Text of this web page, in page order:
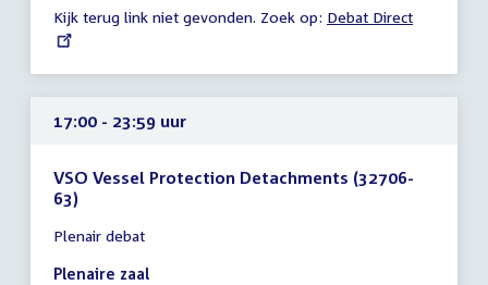
23:59
uur
Kijk terug link niet gevonden. Zoek op: External
Debat Direct
17:00 - 23:59 uur
VSO Vessel Protection Detachments (32706-
63)
vergadering
17:00
Plenair debat
Plenaire zaal